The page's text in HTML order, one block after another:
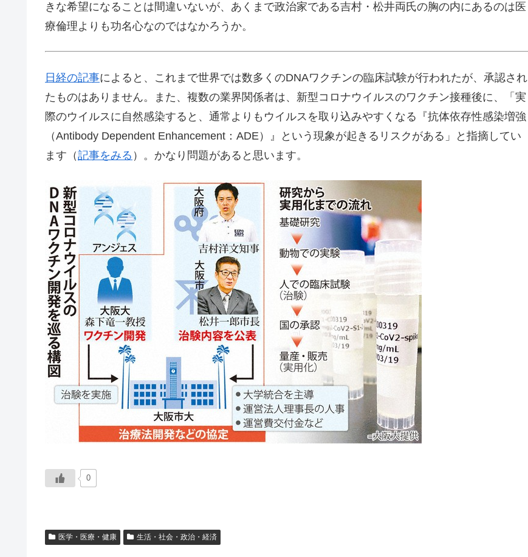
きな希望になることは間違いないが、あくまで政治家である吉村・松井両氏の胸の内にあるのは医
療倫理よりも功名心なのではなかろうか。
日経の記事によると、これまで世界では数多くのDNAワクチンの臨床試験が行われたが、承認され
たものはありません。また、複数の業界関係者は、新型コロナウイルスのワクチン接種後に、「実
際のウイルスに自然感染すると、通常よりもウイルスを取り込みやすくなる『抗体依存性感染増強
（Antibody Dependent Enhancement：ADE）』という現象が起きるリスクがある」と指摘してい
ます（記事をみる ）。かなり問題があると思います。
0
医学・医療・健康 生活・社会・政治・経済